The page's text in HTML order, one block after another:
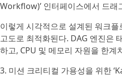
Workflow)’ 인터페이스에서 드래
이렇게 시각적으로 설계된 워크
고도로 최적화된다. DAG 엔진은
하고, CPU 및 메모리 자원을 한
3. 미션 크리티컬 가용성을 위한